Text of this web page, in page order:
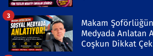
Makam
Medyada Anlatan
Coşkun Dikkat
3